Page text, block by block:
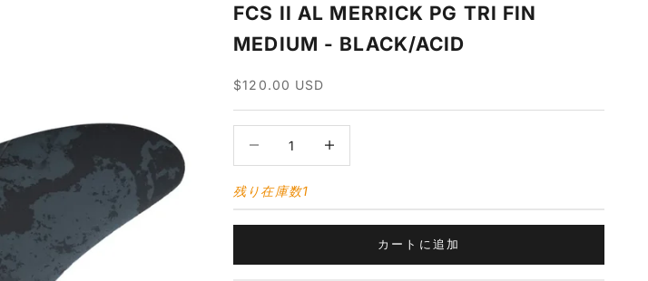
FCS II AL MERRICK PG TRI FIN
MEDIUM - BLACK/ACID
セール価格
$120.00 USD
残り在庫数1
カートに追加